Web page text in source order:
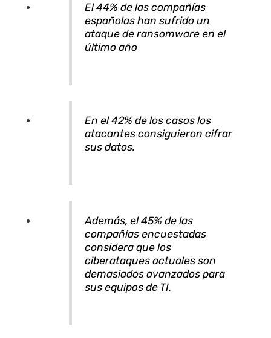
El 44% de las compañías
españolas han sufrido un
ataque de ransomware en el
último año
En el 42% de los casos los
atacantes consiguieron cifrar
sus datos.
Además, el 45% de las
compañías encuestadas
considera que los
ciberataques actuales son
demasiados avanzados para
sus equipos de TI.